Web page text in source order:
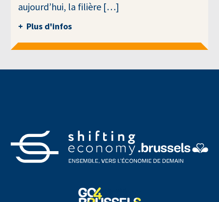
aujourd’hui, la filière […]
Plus d'infos